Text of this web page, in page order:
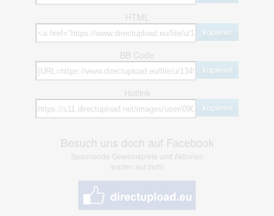
HTML
kopieren
BB Code
kopieren
Hotlink
kopieren
Besuch uns doch auf Facebook
Spannende Gewinnspiele und Aktionen
warten auf dich!